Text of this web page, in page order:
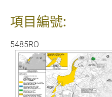
項目編號:
5485RO